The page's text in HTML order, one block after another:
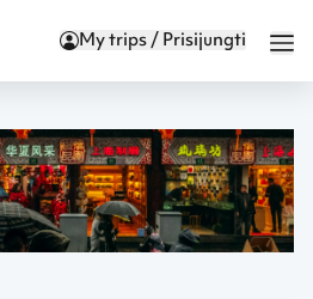
My trips / Prisijungti